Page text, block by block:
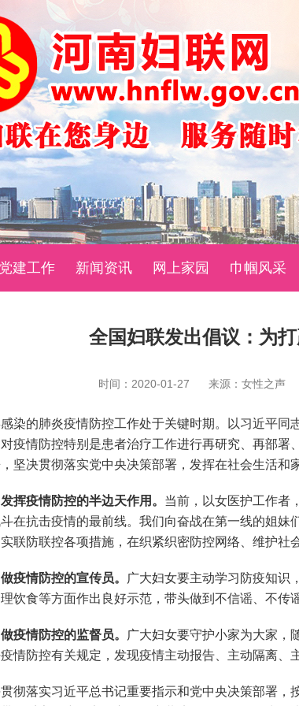
党建工作 新闻资讯 网上家园 巾帼风采
全国妇联发出倡议：为
时间：2020-01-27 来源：女性之声
的肺炎疫情防控工作处于关键时期。以习近平同
疫情防控特别是患者治疗工作进行再研究、再部
坚决贯彻落实党中央决策部署，发挥在社会生活
挥疫情防控的半边天作用。 当前，以女医护工作者
在抗击疫情的最前线。我们向奋战在第一线的姐
联防联控各项措施，在织紧织密防控网络、维护社
疫情防控的宣传员。
广大妇女要主动学习防疫知识
饮食等方面作出良好示范，带头做到不信谣、不传
疫情防控的监督员。
广大妇女要守护小家为大家，
情防控有关规定，发现疫情主动报告、主动隔离、
落实习近平总书记重要指示和党中央决策部署，